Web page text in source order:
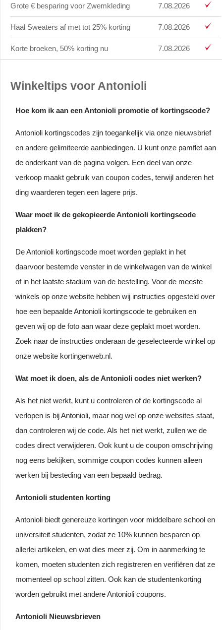
Grote € besparing voor Zwemkleding 7.08.2026
Haal Sweaters af met tot 25% korting 7.08.2026
Korte broeken, 50% korting nu 7.08.2026
Winkeltips voor Antonioli
Hoe kom ik aan een Antonioli promotie of kortingscode?
Antonioli kortingscodes zijn toegankelijk via onze nieuwsbrief
en andere gelimiteerde aanbiedingen. U kunt onze pamflet aan
de onderkant van de pagina volgen. Een deel van onze
verkoop maakt gebruik van coupon codes, terwijl anderen het
ding waarderen tegen een lagere prijs.
Waar moet ik de gekopieerde Antonioli kortingscode
plakken?
De Antonioli kortingscode moet worden geplakt in het
daarvoor bestemde venster in de winkelwagen van de winkel
of in het laatste stadium van de bestelling. Voor de meeste
winkels op onze website hebben wij instructies opgesteld over
hoe een bepaalde Antonioli kortingscode te gebruiken en
geven wij op de foto aan waar deze geplakt moet worden.
Zoek naar de instructies onderaan de geselecteerde winkel op
onze website kortingenweb.nl.
Wat moet ik doen, als de Antonioli codes niet werken?
Als het niet werkt, kunt u controleren of de kortingscode al
verlopen is bij Antonioli, maar nog wel op onze websites staat,
dan controleren wij de code. Als het niet werkt, zullen we de
codes direct verwijderen. Ook kunt u de coupon omschrijving
nog eens bekijken, sommige coupon codes kunnen alleen
werken bij besteding van een bepaald bedrag.
Antonioli studenten korting
Antonioli biedt genereuze kortingen voor middelbare school en
universiteit studenten, zodat ze 10% kunnen besparen op
allerlei artikelen, en wat dies meer zij. Om in aanmerking te
komen, moeten studenten zich registreren en verifiëren dat ze
momenteel op school zitten. Ook kan de studentenkorting
worden gebruikt met andere Antonioli coupons.
Antonioli Nieuwsbrieven